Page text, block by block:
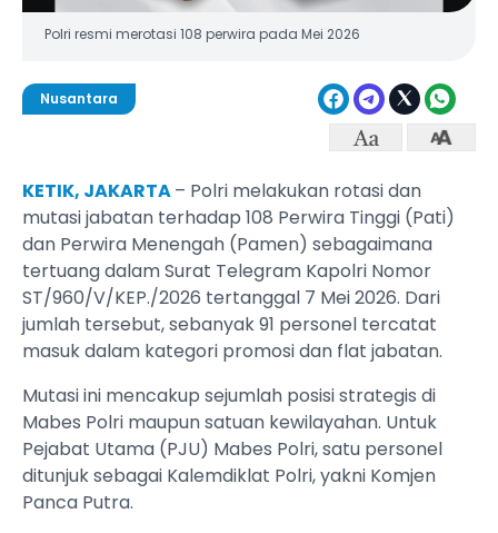
Polri resmi merotasi 108 perwira pada Mei 2026
Nusantara
KETIK, JAKARTA– Polri melakukan rotasi dan
mutasi jabatan terhadap 108 Perwira Tinggi (Pati)
dan Perwira Menengah (Pamen) sebagaimana
tertuang dalam Surat Telegram Kapolri Nomor
ST/960/V/KEP./2026 tertanggal 7 Mei 2026. Dari
jumlah tersebut, sebanyak 91 personel tercatat
masuk dalam kategori promosi dan flat jabatan.
Mutasi ini mencakup sejumlah posisi strategis di
Mabes Polri maupun satuan kewilayahan. Untuk
Pejabat Utama (PJU) Mabes Polri, satu personel
ditunjuk sebagai Kalemdiklat Polri, yakni Komjen
Panca Putra.